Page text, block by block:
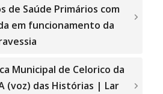
de Saúde Primários com
em funcionamento da
Municipal de Celorico da
(voz) das Histórias | Lar